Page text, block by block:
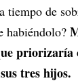
tiempo de
habiéndolo?
priorizaría
tres hijos.